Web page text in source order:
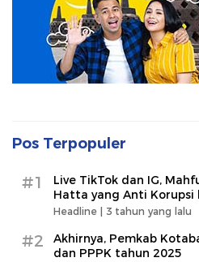
Pos Terpopuler
#1
Live TikTok dan IG,
Hatta yang Anti Korupsi
Headline | 3 tahun yang lalu
#2
Akhirnya, Pemkab
dan PPPK tahun 2025